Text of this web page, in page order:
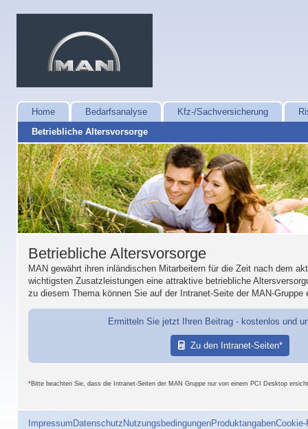
Home Bedarfsanalyse Kfz-/Sachversicherung
Betriebliche Altersvorsorge
Betriebliche Altersvorsorge
MAN gewährt ihren inländischen Mitarbeitern für die Zeit nach dem
wichtigsten Zusatzleistungen eine attraktive betriebliche
zu diesem Thema können Sie auf der Intranet-Seite der MAN-Gruppe
Ermitteln Sie jetzt Ihren Beitrag - kostenlos und
Zu den Intranet-Seiten*
*Bitte beachten Sie, dass die Intranet-Seiten der MAN Gruppe nur von einem PCI Desktop
ImpressumDatenschutzNutzungsbedingungenProduktangaben